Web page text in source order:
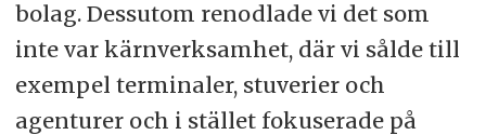
bolag. Dessutom renodlade vi det som
inte var kärnverksamhet, där vi sålde till
exempel terminaler, stuverier och
agenturer och i stället fokuserade på